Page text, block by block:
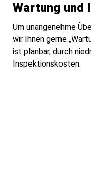
Wartung und
Um unangenehme
wir Ihnen gerne
ist planbar, durch
Inspektionskosten.